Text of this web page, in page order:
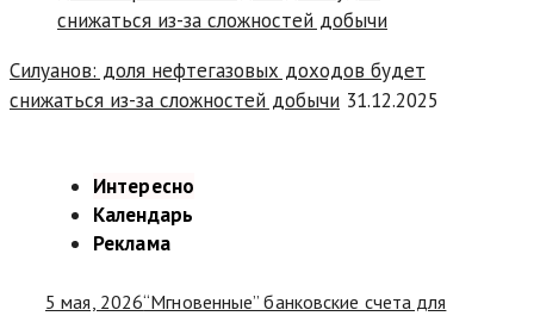
Силуанов: доля нефтегазовых доходов будет
снижаться из-за сложностей добычи 31.12.2025
Интересно
Календарь
Реклама
5 мая, 2026“Мгновенные” банковские счета для